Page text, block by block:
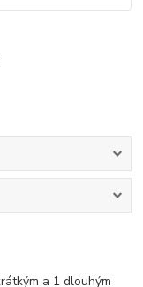
a 1 dlouhým